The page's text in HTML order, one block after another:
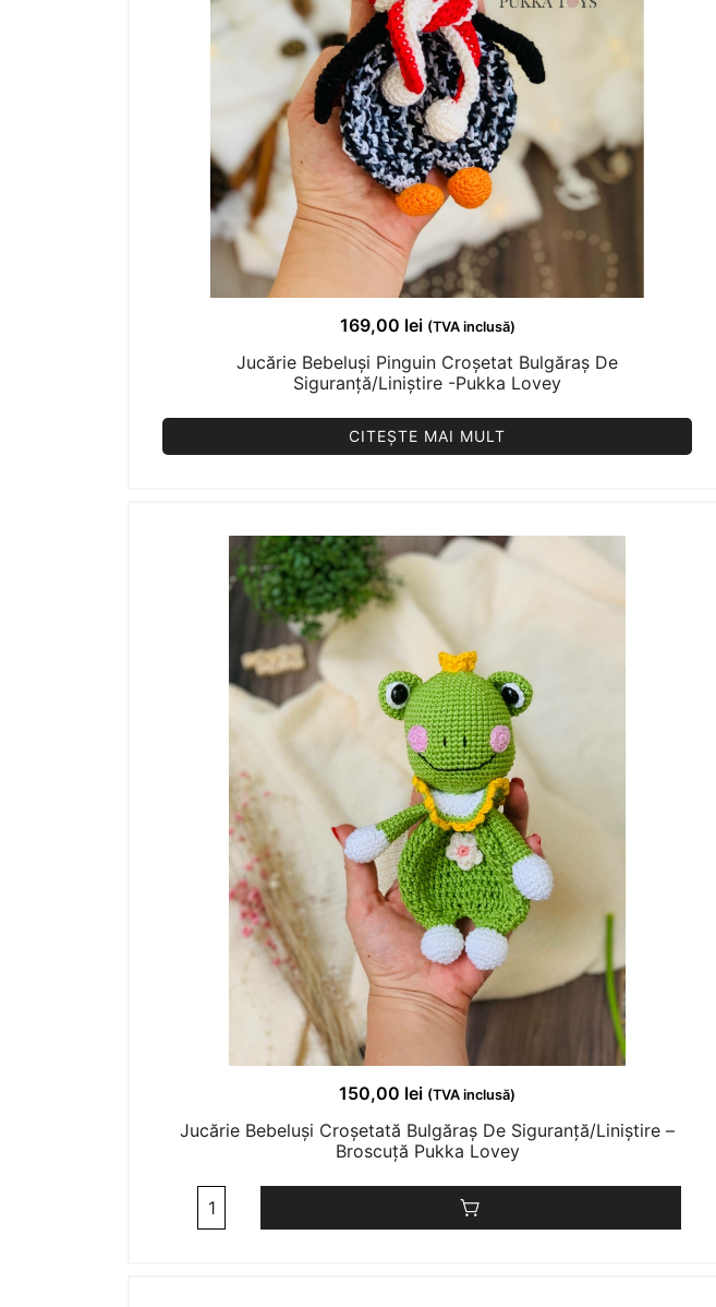
169,00 lei (TVA inclusă)
Jucărie Bebeluși Pinguin Croșetat Bulgăraș De
Siguranță/Liniștire -Pukka Lovey
CITEȘTE MAI MULT
150,00 lei (TVA inclusă)
Jucărie Bebeluși Croșetată Bulgăraș De Siguranță/Liniștire –
Broscuță Pukka Lovey
Cantitate